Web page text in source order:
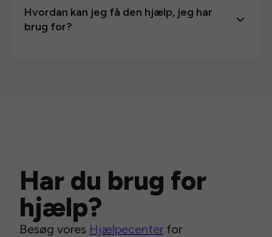
Hvordan kan jeg få den hjælp, jeg har
brug for?
Har du brug for
hjælp?
Besøg vores Hjælpecenter for